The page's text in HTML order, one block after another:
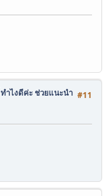
#11
ำไงดีค่ะ ช่วยแนะนำ